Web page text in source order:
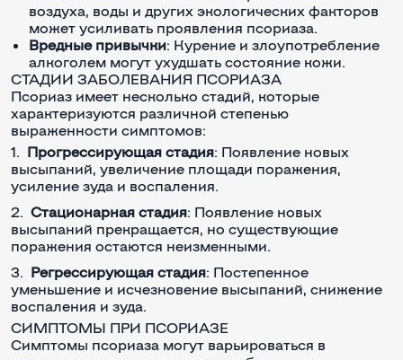
воздуха, воды и других экологических факторов
может усиливать проявления псориаза.
Вредные привычки: Курение и злоупотребление
алкоголем могут ухудшать состояние кожи.
СТАДИИ ЗАБОЛЕВАНИЯ ПСОРИАЗА
Псориаз имеет несколько стадий, которые
характеризуются различной степенью
выраженности симптомов:
Прогрессирующая стадия: Появление новых
высыпаний, увеличение площади поражения,
усиление зуда и воспаления.
Стационарная стадия: Появление новых
высыпаний прекращается, но существующие
поражения остаются неизменными.
Регрессирующая стадия: Постепенное
уменьшение и исчезновение высыпаний, снижение
воспаления и зуда.
СИМПТОМЫ ПРИ ПСОРИАЗЕ
Симптомы псориаза могут варьироваться в